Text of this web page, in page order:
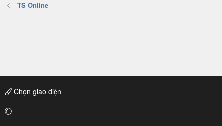
TS Online
Chọn giao diện